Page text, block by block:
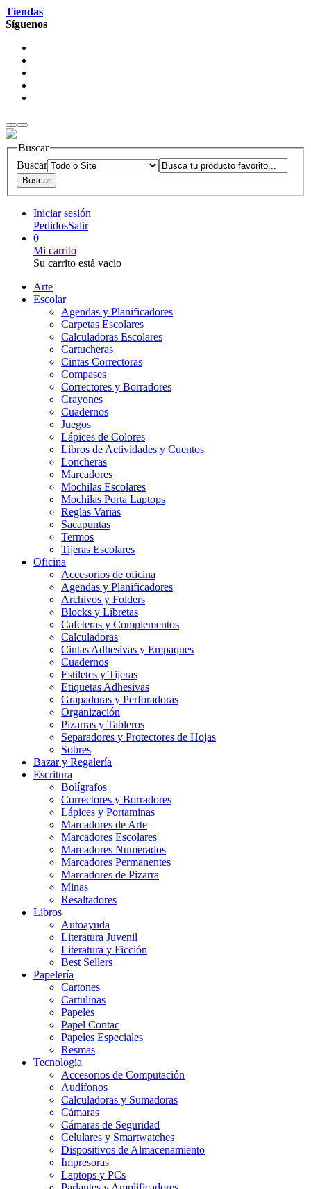
Tiendas
Síguenos
Buscar
Buscar
Iniciar sesión
PedidosSalir
0
Mi carrito
Su carrito está vacio
Arte
Escolar
Agendas y Planificadores
Carpetas Escolares
Calculadoras Escolares
Cartucheras
Cintas Correctoras
Compases
Correctores y Borradores
Crayones
Cuadernos
Juegos
Lápices de Colores
Libros de Actividades y Cuentos
Loncheras
Marcadores
Mochilas Escolares
Mochilas Porta Laptops
Reglas Varias
Sacapuntas
Termos
Tijeras Escolares
Oficina
Accesorios de oficina
Agendas y Planificadores
Archivos y Folders
Blocks y Libretas
Cafeteras y Complementos
Calculadoras
Cintas Adhesivas y Empaques
Cuadernos
Estiletes y Tijeras
Etiquetas Adhesivas
Grapadoras y Perforadoras
Organización
Pizarras y Tableros
Separadores y Protectores de Hojas
Sobres
Bazar y Regalería
Escritura
Bolígrafos
Correctores y Borradores
Lápices y Portaminas
Marcadores de Arte
Marcadores Escolares
Marcadores Numerados
Marcadores Permanentes
Marcadores de Pizarra
Minas
Resaltadores
Libros
Autoayuda
Literatura Juvenil
Literatura y Ficción
Best Sellers
Papelería
Cartones
Cartulinas
Papeles
Papel Contac
Papeles Especiales
Resmas
Tecnología
Accesorios de Computación
Audífonos
Calculadoras y Sumadoras
Cámaras
Cámaras de Seguridad
Celulares y Smartwatches
Dispositivos de Almacenamiento
Impresoras
Laptops y PCs